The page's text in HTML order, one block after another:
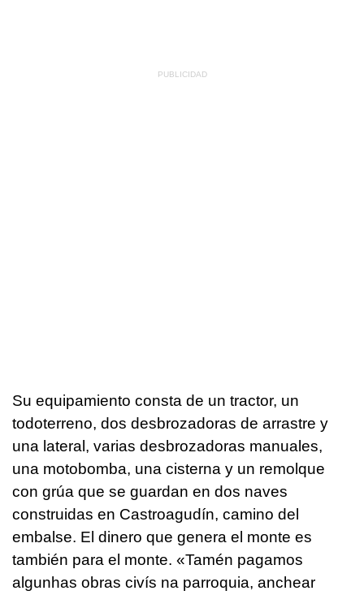
Su equipamiento consta de un tractor, un
todoterreno, dos desbrozadoras de arrastre y
una lateral, varias desbrozadoras manuales,
una motobomba, una cisterna y un remolque
con grúa que se guardan en dos naves
construidas en Castroagudín, camino del
embalse. El dinero que genera el monte es
también para el monte. «Tamén pagamos
algunhas obras civís na parroquia, anchear